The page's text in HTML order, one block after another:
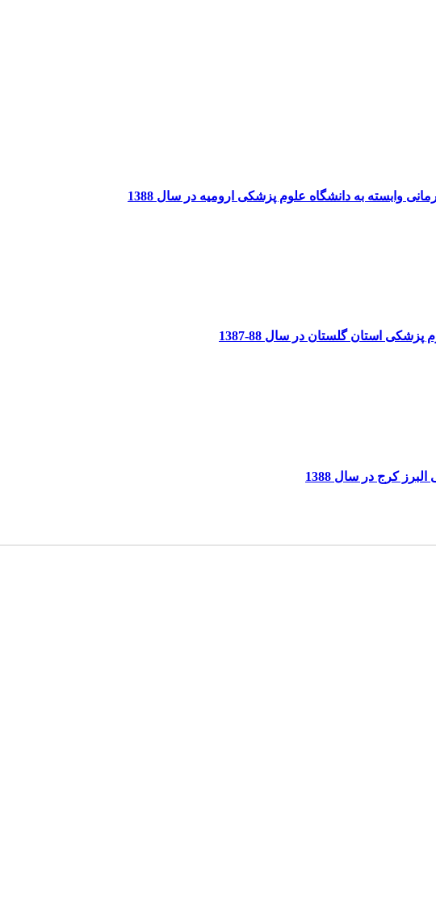
وابسته به دانشگاه علوم پزشکی ارومیه در سال 1388
استان گلستان در سال 88-1387
کرج در سال 1388